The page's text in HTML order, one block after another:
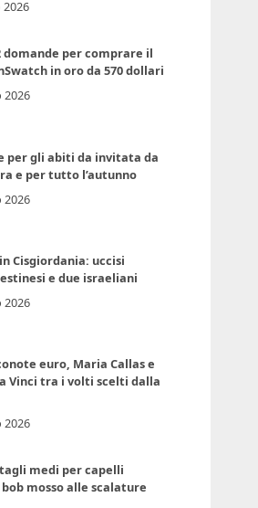
domande per comprare il
in oro da 570 dollari
2026
per gli abiti da invitata da
e per tutto l’autunno
2026
Cisgiordania: uccisi
e due israeliani
2026
euro, Maria Callas e
Vinci tra i volti scelti dalla
2026
medi per capelli
mosso alle scalature